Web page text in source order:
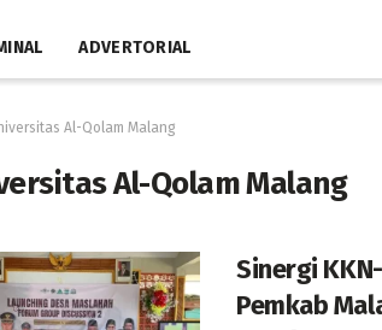
ADVERTORIAL
Al-Qolam Malang
Al-Qolam Malang
Sinergi
Pemkab